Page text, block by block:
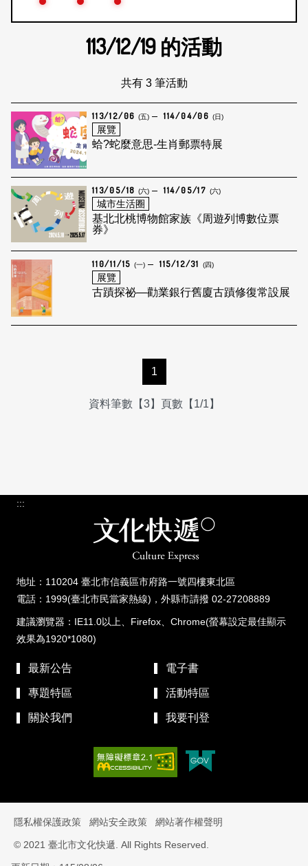
113/12/19 的活動
共有 3 筆活動
113/12/06 (五) 114/04/06 (日)
展覽
蛤?蛇麼意思-生肖郵票特展
113/05/18 (六) 114/05/17 (六)
城市生活圈
基北北桃博物館家族《周遊列博數位票
券》
110/11/15 (一) 115/12/31 (四)
展覽
古蹟探祕—勸業銀行舊廈古蹟修復常設展
1
資料筆數【3】頁數【1/1】
:::
地址：110204 臺北市信義區市府路一號四樓東北區
電話：1999(臺北市民當家熱線)，外縣市請撥 02-27208889
建議瀏覽器：IE11.0以上、Firefox、Chrome(螢幕設定最佳顯示
效果為1920*1080)
最新公告 電子書
專題特區 活動特區
關於我們 我要刊登
隱私權保護政策 網站安全政策 網站著作權聲明
© 2021 臺北市文化快遞. All Rights Reserved.